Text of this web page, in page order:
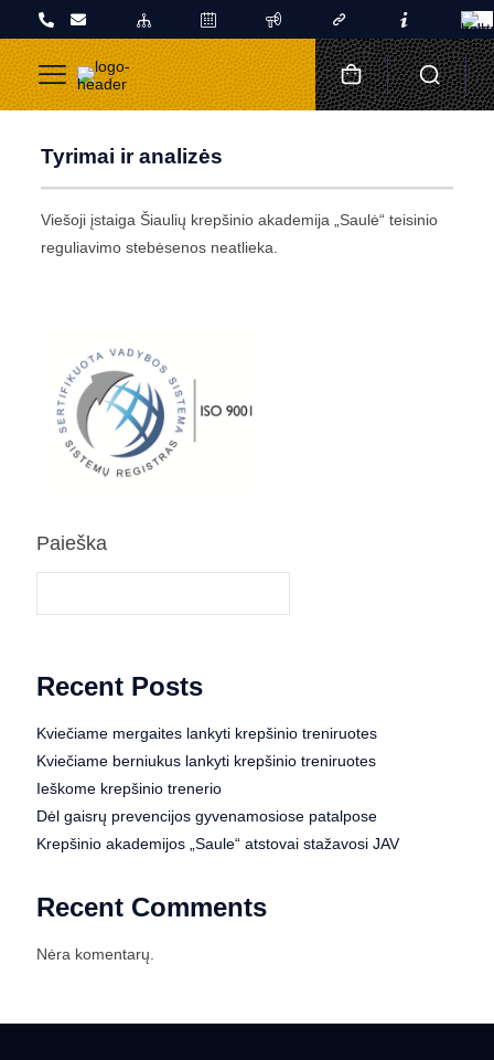
Tyrimai ir analizės
Viešoji įstaiga Šiaulių krepšinio akademija „Saulė“ teisinio
reguliavimo stebėsenos neatlieka.
Paieška
Recent Posts
Kviečiame mergaites lankyti krepšinio treniruotes
Kviečiame berniukus lankyti krepšinio treniruotes
Ieškome krepšinio trenerio
Dėl gaisrų prevencijos gyvenamosiose patalpose
Krepšinio akademijos „Saule“ atstovai stažavosi JAV
Recent Comments
Nėra komentarų.